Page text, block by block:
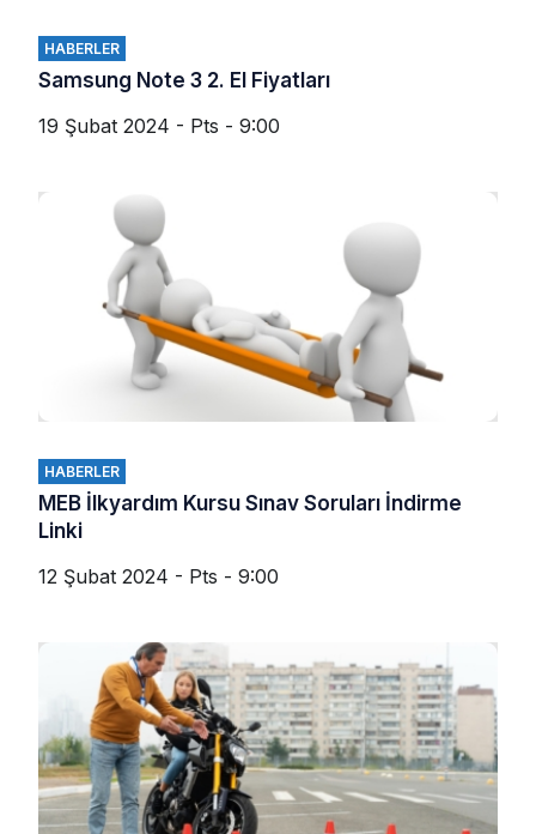
HABERLER
Samsung Note 3 2. El Fiyatları
19 Şubat 2024 - Pts - 9:00
HABERLER
MEB İlkyardım Kursu Sınav Soruları İndirme
Linki
12 Şubat 2024 - Pts - 9:00